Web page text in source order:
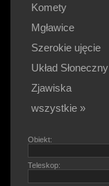
Komety
Mgławice
Szerokie ujęcie
Układ Słoneczny
Zjawiska
wszystkie »
Obiekt:
Teleskop: